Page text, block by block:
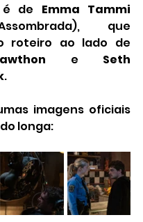
de Emma Tammi
que
e Seth
.
imagens oficiais
longa: